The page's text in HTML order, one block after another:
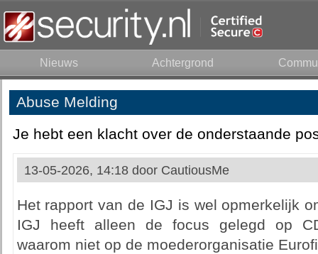
Nieuws Achtergrond
Abuse Melding
Je hebt een klacht over de onderstaande
13-05-2026, 14:18 door CautiousMe
Het rapport van de IGJ is wel opmerkelijk
IGJ heeft alleen de focus gelegd op
waarom niet op de moederorganisatie